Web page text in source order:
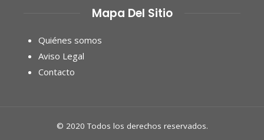
Mapa Del Sitio
Quiénes somos
Aviso Legal
Contacto
© 2020 Todos los derechos reservados.